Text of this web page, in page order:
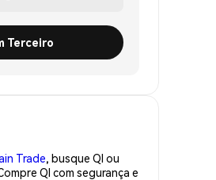
Terceiro
Trade, busque QI ou
QI com segurança e